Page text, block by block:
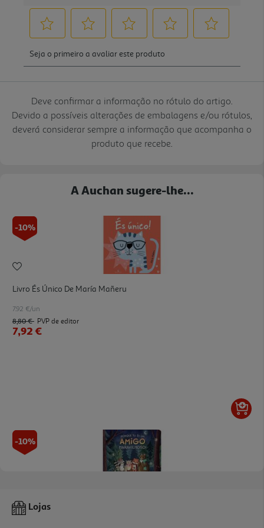
Deve confirmar a informação no rótulo do artigo.
Devido a possíveis alterações de embalagens e/ou rótulos,
deverá considerar sempre a informação que acompanha o
produto que recebe.
A Auchan sugere-lhe...
-10%
Livro És Único De María Mañeru
7.92 €/un
8,80 € PVP de editor
7,92 €
-10%
Livro Porque Tu És Um Amigo Maravilhoso De Em Bruce
Lojas